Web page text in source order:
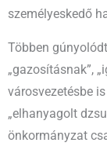
személyeskedő
Többen
„gazosításnak”,
városvezetésbe
„elhanyagolt
önkormányzat